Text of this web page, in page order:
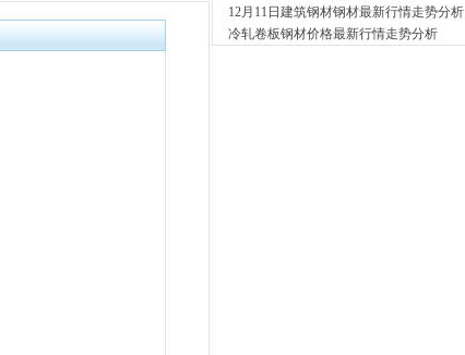
2小时前 已更新资源254条 联系方式
山东鑫启程钢管有限公司
12月11日建筑钢材钢材最新行情走势分析
冷轧卷板钢材价格最新行情走势分析